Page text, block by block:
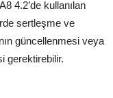
4.2’de kullanılan
sertleşme ve
güncellenmesi veya
gerektirebilir.